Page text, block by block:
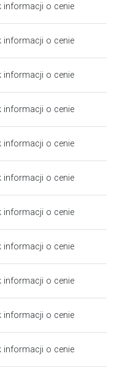
informacji o cenie
informacji o cenie
informacji o cenie
informacji o cenie
informacji o cenie
informacji o cenie
informacji o cenie
informacji o cenie
informacji o cenie
informacji o cenie
informacji o cenie